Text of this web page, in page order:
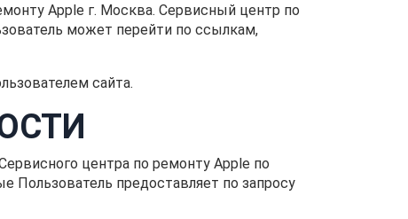
Apple г. Москва. Сервисный центр по
может перейти по ссылкам,
сайта.
центра по ремонту Apple по
предоставляет по запросу